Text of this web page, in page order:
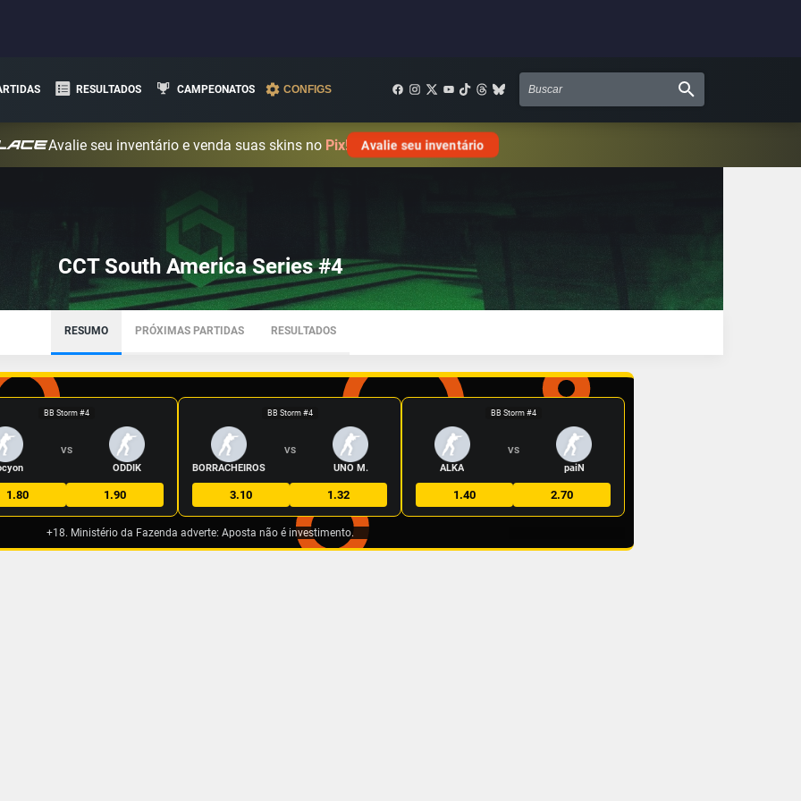
RESULTADOS CAMPEONATOS CONFIGS
Avalie seu inventário e venda suas skins no Pix! Avalie seu inventário
CCT South America Series #4
RESUMO PRÓXIMAS PARTIDAS RESULTADOS
BB Storm #4
VS
ODDIK
1.80 1.90
BB Storm #4
BORRACHEIROS
VS
UNO M.
3.10 1.32
BB Storm #4
ALKA
VS
paiN
1.40 2.70
+18. Ministério da Fazenda adverte: Aposta não é investimento.